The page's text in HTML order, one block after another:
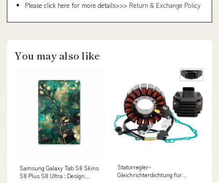
Please click here for more details>>> Return & Exchange Policy
You may also like
Samsung Galaxy Tab S8 Skins
S8 Plus S8 Ultra : Design
Statorregler-
Gleichrichterdichtung für